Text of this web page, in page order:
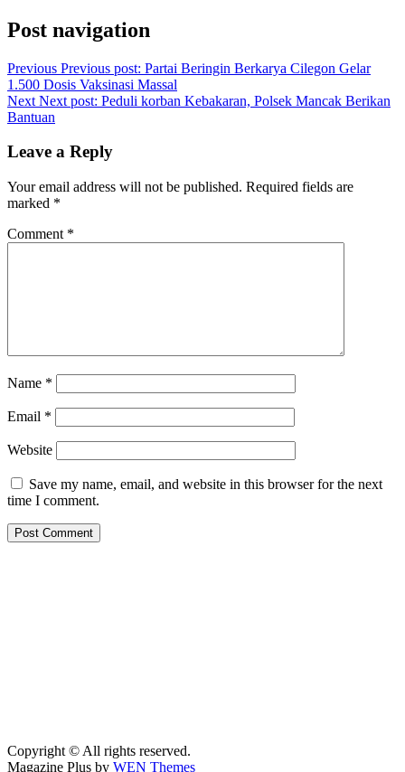
Post navigation
Previous Previous post: Partai Beringin Berkarya Cilegon Gelar
1.500 Dosis Vaksinasi Massal
Next Next post: Peduli korban Kebakaran, Polsek Mancak Berikan
Bantuan
Leave a Reply
Your email address will not be published. Required fields are
marked *
Comment *
Name *
Email *
Website
Save my name, email, and website in this browser for the next
time I comment.
Copyright © All rights reserved.
Magazine Plus by WEN Themes